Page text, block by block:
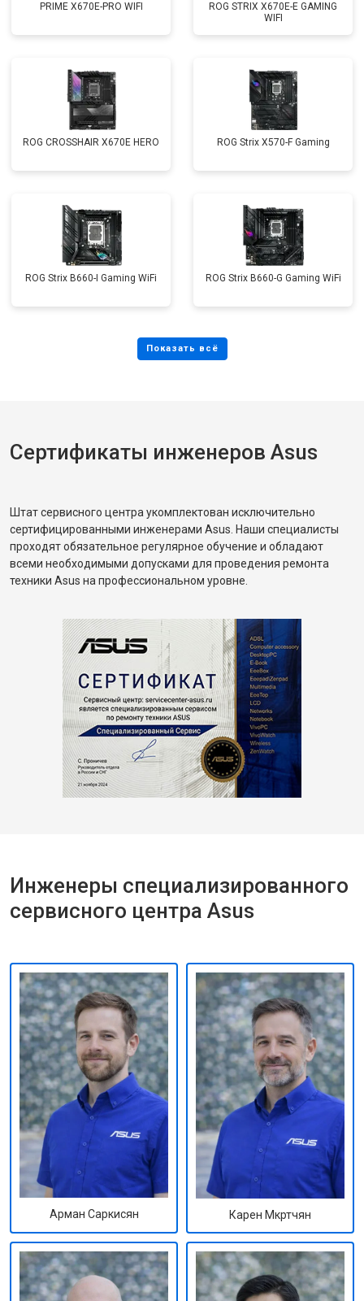
PRIME X670E-PRO WIFI
ROG STRIX X670E-E GAMING
WIFI
ROG CROSSHAIR X670E HERO ROG Strix X570-F Gaming
ROG Strix B660-I Gaming WiFi ROG Strix B660-G Gaming WiFi
Сертификаты инженеров Asus
Штат сервисного центра укомплектован исключительно
сертифицированными инженерами Asus. Наши специалисты
проходят обязательное регулярное обучение и обладают
всеми необходимыми допусками для проведения ремонта
техники Asus на профессиональном уровне.
Инженеры специализированного
сервисного центра Asus
Арман Саркисян Карен Мкртчян